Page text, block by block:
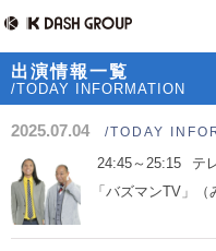
出演情報一覧
/TODAY INFORMATION
2025.07.04 /TODAY
24:45～25:15
テ
「バズマンTV」（